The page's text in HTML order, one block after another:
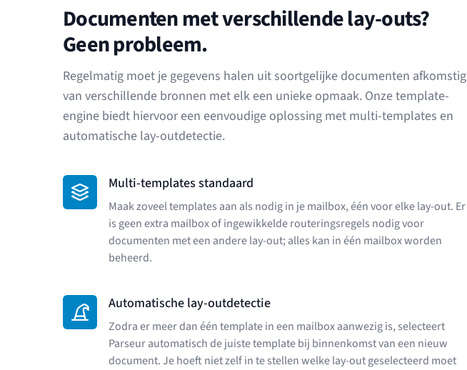
Documenten met verschillende lay-outs?
Geen probleem.
Regelmatig moet je gegevens halen uit soortgelijke documenten afkomstig
van verschillende bronnen met elk een unieke opmaak. Onze template-
engine biedt hiervoor een eenvoudige oplossing met multi-templates en
automatische lay-outdetectie.
Multi-templates standaard
Maak zoveel templates aan als nodig in je mailbox, één voor elke lay-out. Er
is geen extra mailbox of ingewikkelde routeringsregels nodig voor
documenten met een andere lay-out; alles kan in één mailbox worden
beheerd.
Automatische lay-outdetectie
Zodra er meer dan één template in een mailbox aanwezig is, selecteert
Parseur automatisch de juiste template bij binnenkomst van een nieuw
document. Je hoeft niet zelf in te stellen welke lay-out geselecteerd moet